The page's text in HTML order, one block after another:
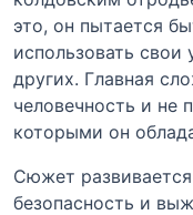
это, он пытается
использовать
других. Главная
человечность и не
которыми он
Сюжет
безопасность и